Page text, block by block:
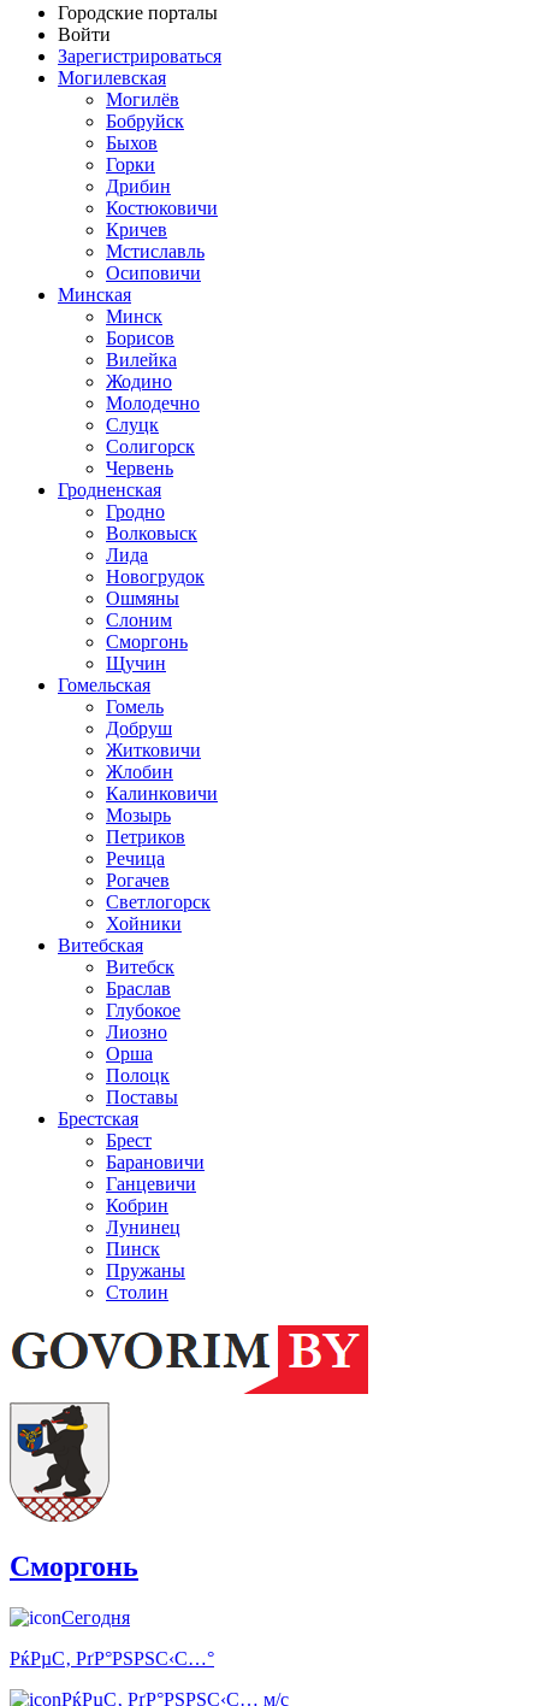
Городские порталы
Войти
Зарегистрироваться
Могилевская
Могилёв
Бобруйск
Быхов
Горки
Дрибин
Костюковичи
Кричев
Мстиславль
Осиповичи
Минская
Минск
Борисов
Вилейка
Жодино
Молодечно
Слуцк
Солигорск
Червень
Гродненская
Гродно
Волковыск
Лида
Новогрудок
Ошмяны
Слоним
Сморгонь
Щучин
Гомельская
Гомель
Добруш
Житковичи
Жлобин
Калинковичи
Мозырь
Петриков
Речица
Рогачев
Светлогорск
Хойники
Витебская
Витебск
Браслав
Глубокое
Лиозно
Орша
Полоцк
Поставы
Брестская
Брест
Барановичи
Ганцевичи
Кобрин
Лунинец
Пинск
Пружаны
Столин
Сморгонь
Сегодня
РќРµС‚ РґР°РЅРЅС‹С…°
РќРµС‚ РґР°РЅРЅС‹С… м/с